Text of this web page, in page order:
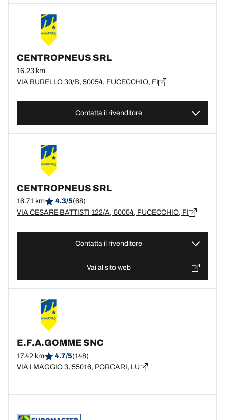
CENTROPNEUS SRL
16.23 km
VIA BURELLO 30/B, 50054, FUCECCHIO, FI
Contatta il rivenditore
CENTROPNEUS SRL
16.71 km 4.3/5(68)
VIA CESARE BATTISTI 122/A, 50054, FUCECCHIO, FI
Contatta il rivenditore
Vai al sito web
E.F.A.GOMME SNC
17.42 km 4.7/5(148)
VIA I MAGGIO 3, 55016, PORCARI, LU